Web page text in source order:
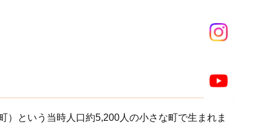
という当時人口約5,200人の小さな町で生まれま